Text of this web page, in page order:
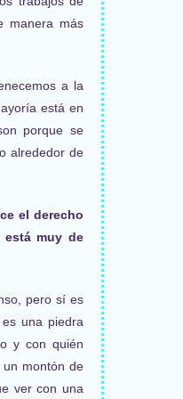
manera más
a la
está en
porque se
alrededor de
el derecho
está muy de
pero sí es
una piedra
y con quién
montón de
ver con una